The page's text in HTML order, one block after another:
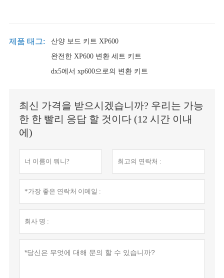
제품 태그:
산양 보드 키트 XP600
완전한 XP600 변환 세트 키트
dx5에서 xp600으로의 변환 키트
최신 가격을 받으시겠습니까? 우리는 가능
한 한 빨리 응답 할 것이다 (12 시간 이내
에)